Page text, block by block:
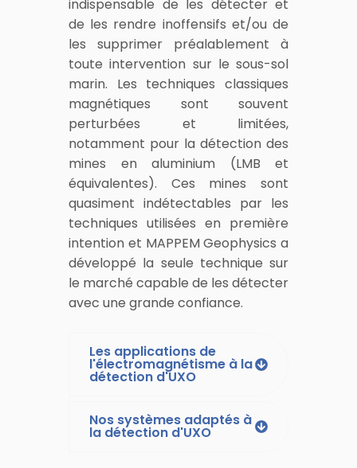
indispensable de les détecter et
de les rendre inoffensifs et/ou de
les supprimer préalablement à
toute intervention sur le sous-sol
marin. Les techniques classiques
magnétiques sont souvent
perturbées et limitées,
notamment pour la détection des
mines en aluminium (LMB et
équivalentes). Ces mines sont
quasiment indétectables par les
techniques utilisées en première
intention et MAPPEM Geophysics a
développé la seule technique sur
le marché capable de les détecter
avec une grande confiance.
Les applications de
l'électromagnétisme à la
détection d'UXO
Nos systèmes adaptés à
la détection d'UXO